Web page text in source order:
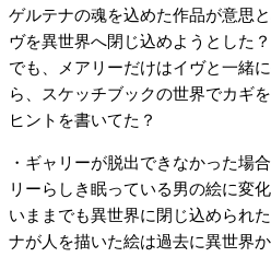
ゲルテナの魂を込めた作品が意思
ヴを異世界へ閉じ込めようとした？
でも、メアリーだけはイヴと一緒
ら、スケッチブックの世界でカギ
ヒントを書いてた？
・ギャリーが脱出できなかった場
リーらしき眠っている男の絵に変
いままでも異世界に閉じ込められ
ナが人を描いた絵は過去に異世界